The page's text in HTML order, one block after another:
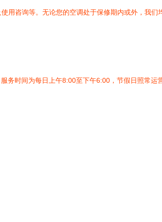
用咨询等。无论您的空调处于保修期内或外，我们
务时间为每日上午8:00至下午6:00，节假日照常运